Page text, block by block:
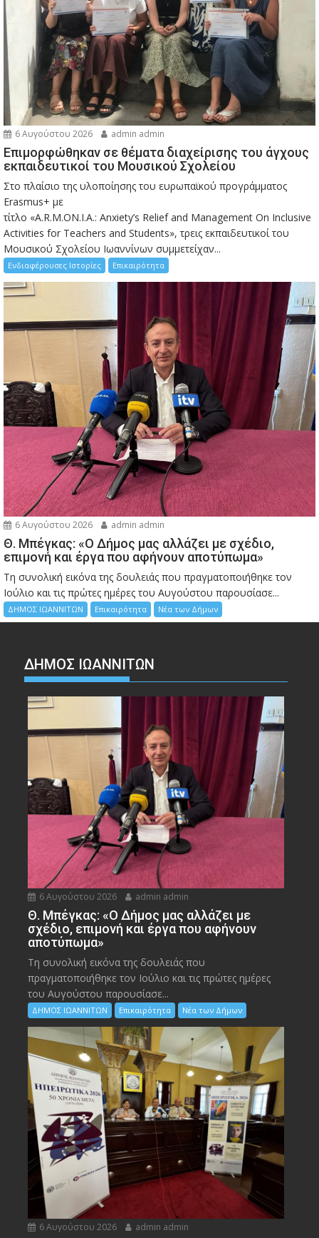
6 Αυγούστου 2026 admin admin
Eπιμορφώθηκαν σε θέματα διαχείρισης του άγχους
εκπαιδευτικοί του Μουσικού Σχολείου
Στο πλαίσιο της υλοποίησης του ευρωπαϊκού προγράμματος
Erasmus+ με
τίτλο «A.R.M.ON.I.A.: Anxiety’s Relief and Management On Inclusive
Activities for Teachers and Students», τρεις εκπαιδευτικοί του
Μουσικού Σχολείου Ιωαννίνων συμμετείχαν...
Ενδιαφέρουσες Ιστορίες Επικαιρότητα
6 Αυγούστου 2026 admin admin
Θ. Μπέγκας: «Ο Δήμος μας αλλάζει με σχέδιο,
επιμονή και έργα που αφήνουν αποτύπωμα»
Τη συνολική εικόνα της δουλειάς που πραγματοποιήθηκε τον
Ιούλιο και τις πρώτες ημέρες του Αυγούστου παρουσίασε...
ΔΗΜΟΣ ΙΩΑΝΝΙΤΩΝ Επικαιρότητα Νέα των Δήμων
ΔΗΜΟΣ ΙΩΑΝΝΙΤΩΝ
6 Αυγούστου 2026 admin admin
Θ. Μπέγκας: «Ο Δήμος μας αλλάζει με
σχέδιο, επιμονή και έργα που αφήνουν
αποτύπωμα»
Τη συνολική εικόνα της δουλειάς που
πραγματοποιήθηκε τον Ιούλιο και τις πρώτες ημέρες
του Αυγούστου παρουσίασε...
ΔΗΜΟΣ ΙΩΑΝΝΙΤΩΝ Επικαιρότητα Νέα των Δήμων
6 Αυγούστου 2026 admin admin